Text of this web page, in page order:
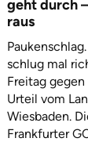
geht durch
raus
schlug mal
Freitag gegen
Urteil vom
Wiesbaden.
Frankfurter